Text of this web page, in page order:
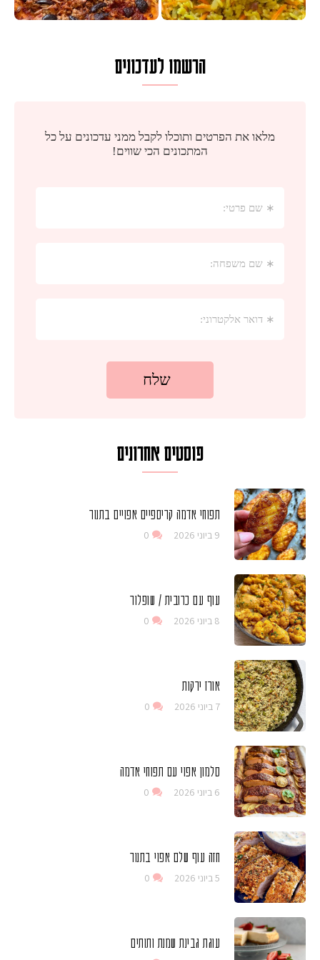
הרשמו לעדכונים
פוסטים אחרונים
תפוחי אדמה קריספיים אפויים בתנור
9 ביוני 2026 0
עוף עם כרובית / שופלור
8 ביוני 2026 0
אורז ירקות
7 ביוני 2026 0
סלמון אפוי עם תפוחי אדמה
6 ביוני 2026 0
חזה עוף שלם אפוי בתנור
5 ביוני 2026 0
עוגת גבינת שמנת ותותים